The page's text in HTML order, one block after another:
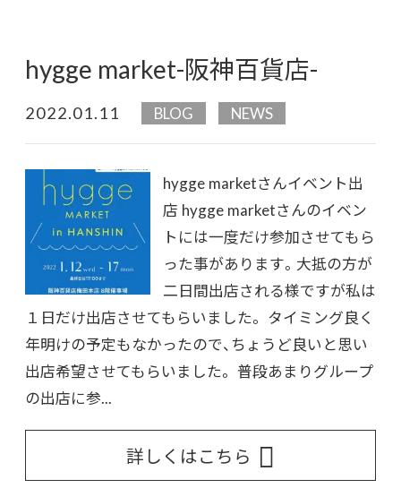
hygge market-阪神百貨店-
2022.01.11 BLOG NEWS
hygge marketさんイベント出
店 hygge marketさんのイベン
トには一度だけ参加させてもら
った事があります。大抵の方が
二日間出店される様ですが私は
１日だけ出店させてもらいました。 タイミング良く
年明けの予定もなかったので、ちょうど良いと思い
出店希望させてもらいました。 普段あまりグループ
の出店に参...
詳しくはこちら